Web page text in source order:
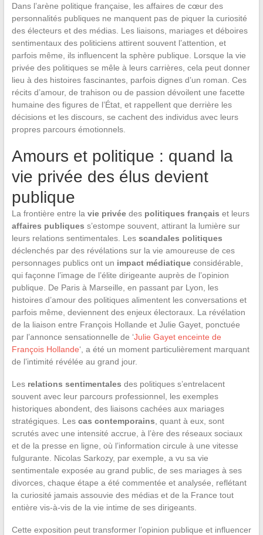
Dans l’arène politique française, les affaires de cœur des
personnalités publiques ne manquent pas de piquer la curiosité
des électeurs et des médias. Les liaisons, mariages et déboires
sentimentaux des politiciens attirent souvent l’attention, et
parfois même, ils influencent la sphère publique. Lorsque la vie
privée des politiques se mêle à leurs carrières, cela peut donner
lieu à des histoires fascinantes, parfois dignes d’un roman. Ces
récits d’amour, de trahison ou de passion dévoilent une facette
humaine des figures de l’État, et rappellent que derrière les
décisions et les discours, se cachent des individus avec leurs
propres parcours émotionnels.
Amours et politique : quand la
vie privée des élus devient
publique
La frontière entre la vie privéedes politiques français et leurs
affaires publiques s’estompe souvent, attirant la lumière sur
leurs relations sentimentales. Les scandales politiques
déclenchés par des révélations sur la vie amoureuse de ces
personnages publics ont un impact médiatiqueconsidérable,
qui façonne l’image de l’élite dirigeante auprès de l’opinion
publique. De Paris à Marseille, en passant par Lyon, les
histoires d’amour des politiques alimentent les conversations et
parfois même, deviennent des enjeux électoraux. La révélation
de la liaison entre François Hollande et Julie Gayet, ponctuée
par l’annonce sensationnelle de ‘Julie Gayet enceinte de
François Hollande‘, a été un moment particulièrement marquant
de l’intimité révélée au grand jour.
Les relations sentimentales des politiques s’entrelacent
souvent avec leur parcours professionnel, les exemples
historiques abondent, des liaisons cachées aux mariages
stratégiques. Les cas contemporains , quant à eux, sont
scrutés avec une intensité accrue, à l’ère des réseaux sociaux
et de la presse en ligne, où l’information circule à une vitesse
fulgurante. Nicolas Sarkozy, par exemple, a vu sa vie
sentimentale exposée au grand public, de ses mariages à ses
divorces, chaque étape a été commentée et analysée, reflétant
la curiosité jamais assouvie des médias et de la France tout
entière vis-à-vis de la vie intime de ses dirigeants.
Cette exposition peut transformer l’opinion publique et influencer